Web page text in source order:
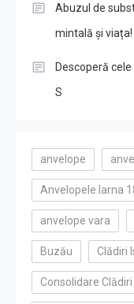
Abuzul de
mintală și viața!
Descoperă
S
anvelope
Anvelopele Iarna
anvelope vara
Buzău Clădiri
Consolidare